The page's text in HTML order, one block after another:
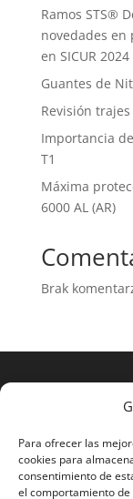
Para ofrecer las
cookies para
consentimiento de
el comportamiento de
Ramos STS®
novedades en
en SICUR 2024
Guantes de
Revisión
Importancia
T1
Máxima
6000 AL (AR)
Brak